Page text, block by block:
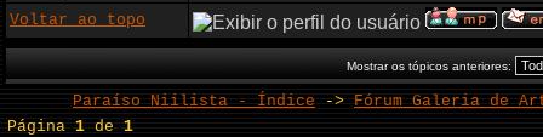
Voltar ao topo
Mostrar os tópicos anteriores:
Paraíso Niilista - Índice -> Fórum Galeria de
Página1 de1